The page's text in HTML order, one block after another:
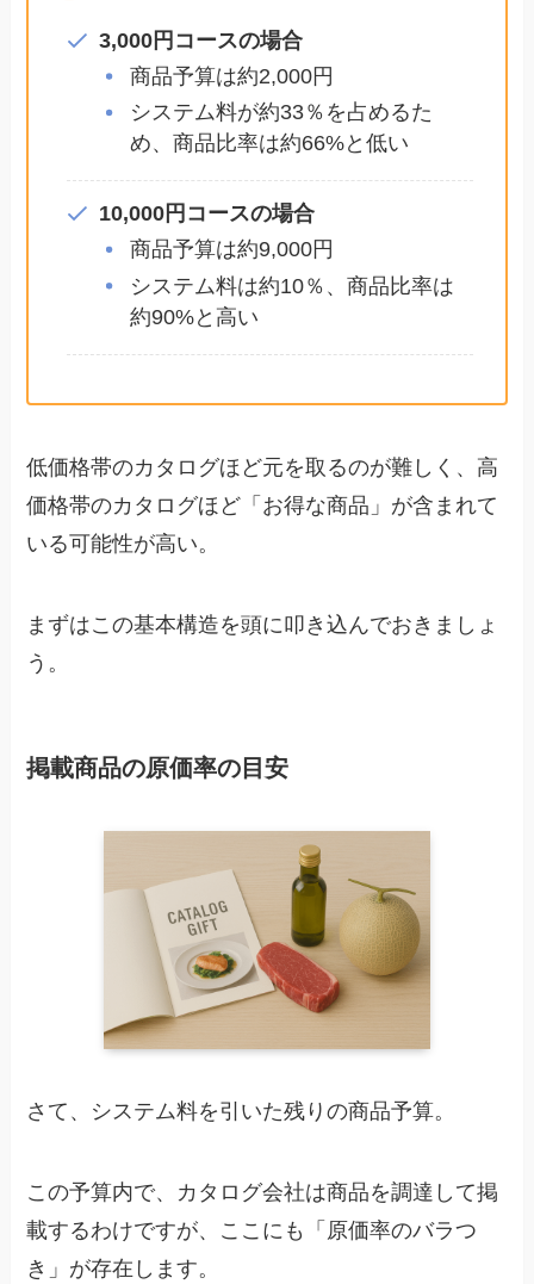
3,000円コースの場合
商品予算は約2,000円
システム料が約33％を占めるた
め、商品比率は約66%と低い
10,000円コースの場合
商品予算は約9,000円
システム料は約10％、商品比率は
約90%と高い
低価格帯のカタログほど元を取るのが難しく、高
価格帯のカタログほど「お得な商品」が含まれて
いる可能性が高い。
まずはこの基本構造を頭に叩き込んでおきましょ
う。
掲載商品の原価率の目安
さて、システム料を引いた残りの商品予算。
この予算内で、カタログ会社は商品を調達して掲
載するわけですが、ここにも「原価率のバラつ
き」が存在します。